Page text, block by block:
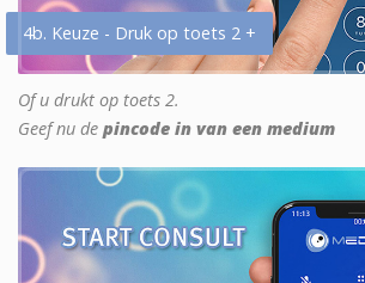
4b. Keuze - Druk op toets 2 +
Of u drukt op toets 2.
Geef nu de pincode in van een medium